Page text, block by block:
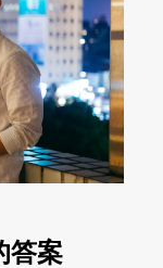
答案